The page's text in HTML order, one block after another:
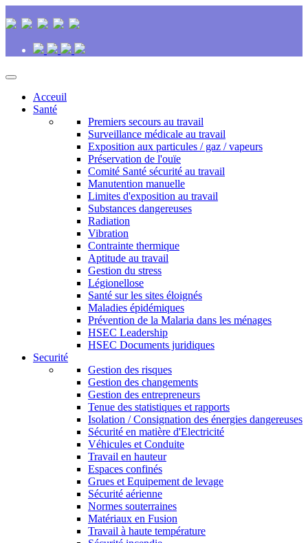
Acceuil
Santé
Premiers secours au travail
Surveillance médicale au travail
Exposition aux particules / gaz / vapeurs
Préservation de l'ouïe
Comité Santé sécurité au travail
Manutention manuelle
Limites d'exposition au travail
Substances dangereuses
Radiation
Vibration
Contrainte thermique
Aptitude au travail
Gestion du stress
Légionellose
Santé sur les sites éloignés
Maladies épidémiques
Prévention de la Malaria dans les ménages
HSEC Leadership
HSEC Documents juridiques
Securité
Gestion des risques
Gestion des changements
Gestion des entrepreneurs
Tenue des statistiques et rapports
Isolation / Consignation des énergies dangereuses
Sécurité en matière d'Electricité
Véhicules et Conduite
Travail en hauteur
Espaces confinés
Grues et Equipement de levage
Sécurité aérienne
Normes souterraines
Matériaux en Fusion
Travail à haute température